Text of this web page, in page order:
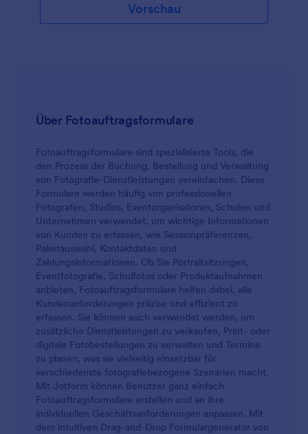
Vorschau
Über Fotoauftragsformulare
Fotoauftragsformulare sind spezialisierte Tools, die
den Prozess der Buchung, Bestellung und Verwaltung
von Fotografie-Dienstleistungen vereinfachen. Diese
Formulare werden häufig von professionellen
Fotografen, Studios, Eventorganisatoren, Schulen und
Unternehmen verwendet, um wichtige Informationen
von Kunden zu erfassen, wie Sessionpräferenzen,
Paketauswahl, Kontaktdaten und
Zahlungsinformationen. Ob Sie Portraitsitzungen,
Eventfotografie, Schulfotos oder Produktaufnahmen
anbieten, Fotoauftragsformulare helfen dabei, alle
Kundenanforderungen präzise und effizient zu
erfassen. Sie können auch verwendet werden, um
zusätzliche Dienstleistungen zu verkaufen, Print- oder
digitale Fotobestellungen zu verwalten und Termine
zu planen, was sie vielseitig einsetzbar für
verschiedenste fotografiebezogene Szenarien macht.
Mit Jotform können Benutzer ganz einfach
Fotoauftragsformulare erstellen und an ihre
individuellen Geschäftsanforderungen anpassen. Mit
dem intuitiven Drag-and-Drop Formulargenerator von